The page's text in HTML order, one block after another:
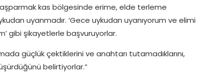
kas bölgesinde erime, elde terleme
uyanmadır. ‘Gece uykudan uyanıyorum ve elimi
gibi şikayetlerle başvuruyorlar.
güçlük çektiklerini ve anahtarı tutamadıklarını,
belirtiyorlar.”